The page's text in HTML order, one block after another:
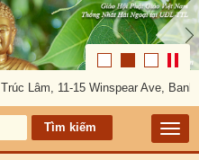
11-15 Winspear Ave, Bankstown,